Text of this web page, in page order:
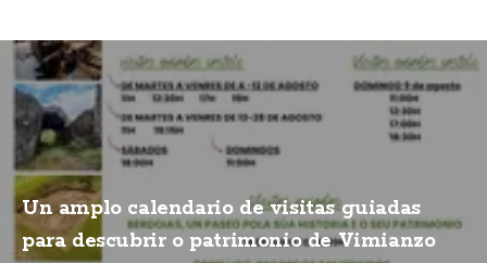
Un amplo calendario de visitas guiadas
para descubrir o patrimonio de Vimianzo